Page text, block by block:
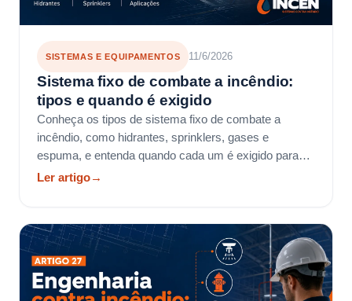
SISTEMAS E EQUIPAMENTOS 11/6/2026
Sistema fixo de combate a incêndio:
tipos e quando é exigido
Conheça os tipos de sistema fixo de combate a
incêndio, como hidrantes, sprinklers, gases e
espuma, e entenda quando cada um é exigido para
AVCB.
Ler artigo→